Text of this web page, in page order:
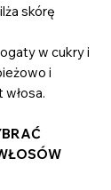
skórę
w cukry i
i